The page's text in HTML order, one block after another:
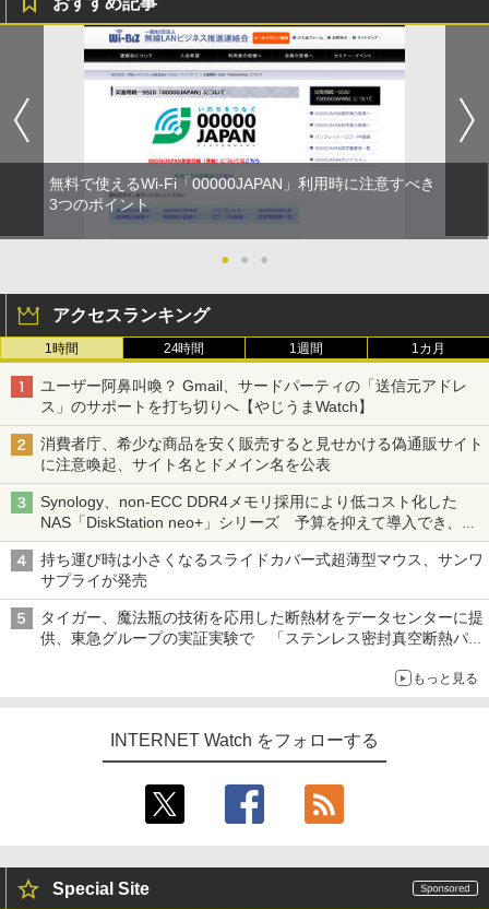
無料で使えるWi-Fi「00000JAPAN」利用時に注意すべき
3つのポイント
● ● ●
アクセスランキング
1時間 24時間 1週間 1カ月
ユーザー阿鼻叫喚？ Gmail、サードパーティの「送信元アドレ
ス」のサポートを打ち切りへ【やじうまWatch】
消費者庁、希少な商品を安く販売すると見せかける偽通販サイト
に注意喚起、サイト名とドメイン名を公表
Synology、non-ECC DDR4メモリ採用により低コスト化した
NAS「DiskStation neo+」シリーズ 予算を抑えて導入でき、
ECCメモリへのアップグレードも可能
持ち運び時は小さくなるスライドカバー式超薄型マウス、サンワ
サプライが発売
タイガー、魔法瓶の技術を応用した断熱材をデータセンターに提
供、東急グループの実証実験で 「ステンレス密封真空断熱パネ
もっと見る
INTERNET Watch をフォローする
Special Site